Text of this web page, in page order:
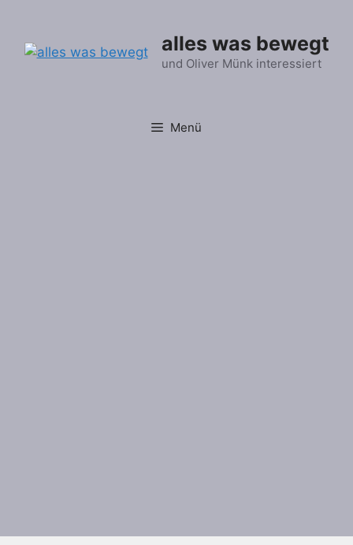
springen
alles was bewegt
und Oliver Münk interessiert
Menü